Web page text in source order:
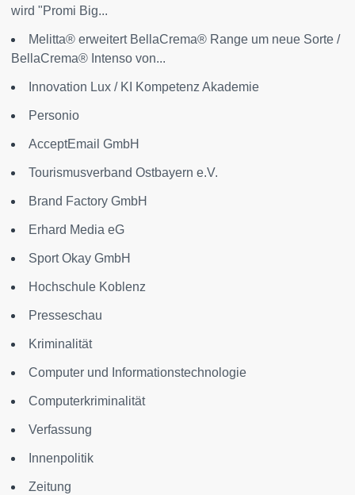
wird "Promi Big...
Melitta® erweitert BellaCrema® Range um neue Sorte /
BellaCrema® Intenso von...
Innovation Lux / KI Kompetenz Akademie
Personio
AcceptEmail GmbH
Tourismusverband Ostbayern e.V.
Brand Factory GmbH
Erhard Media eG
Sport Okay GmbH
Hochschule Koblenz
Presseschau
Kriminalität
Computer und Informationstechnologie
Computerkriminalität
Verfassung
Innenpolitik
Zeitung